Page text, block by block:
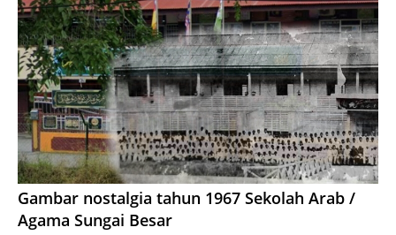
Gambar nostalgia tahun 1967 Sekolah Arab /
Agama Sungai Besar